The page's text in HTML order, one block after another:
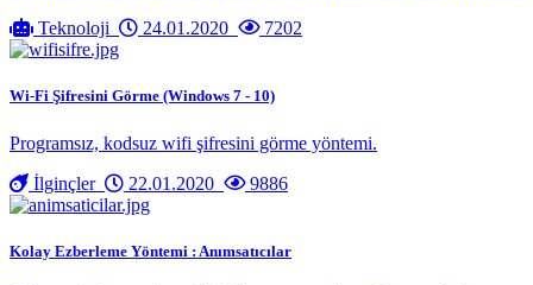
Teknoloji
24.01.2020 7202
Wi-Fi Şifresini Görme (Windows 7 - 10)
Programsız, kodsuz wifi şifresini görme yöntemi.
İlginçler
22.01.2020 9886
Kolay Ezberleme Yöntemi : Anımsatıcılar